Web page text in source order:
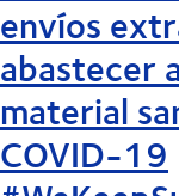
envíos
abastecer
material
COVID-19